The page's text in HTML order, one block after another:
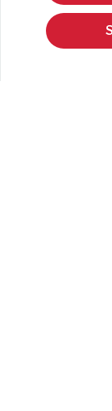
Apmokėjimo būdai
Kokybės ir
Privatumo taisyklės